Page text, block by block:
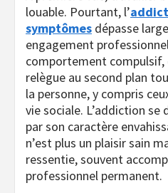
louable. Pourtant, l’
symptômes dépasse
engagement
comportement compulsif,
relègue au second plan
la personne, y compris
vie sociale. L’addiction se
par son caractère
n’est plus un plaisir sain
ressentie, souvent
professionnel permanent.